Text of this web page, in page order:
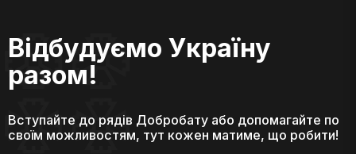
Відбудуємо Україну
разом!
Вступайте до рядів Добробату або допомагайте по
своїм можливостям, тут кожен матиме, що робити!